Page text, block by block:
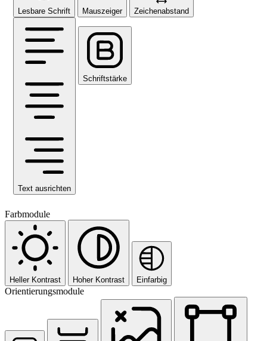
Lesbare Schrift Mauszeiger Zeichenabstand
Text ausrichten
Schriftstärke
Farbmodule
Heller Kontrast Hoher Kontrast Einfarbig
Orientierungsmodule